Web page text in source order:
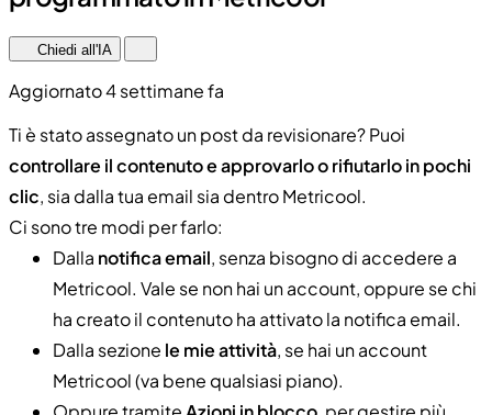
Chiedi all'IA
Aggiornato 4 settimane fa
Ti è stato assegnato un post da revisionare? Puoi
controllare il contenuto e approvarlo o rifiutarlo in pochi
clic, sia dalla tua email sia dentro Metricool.
Ci sono tre modi per farlo:
Dalla notifica email, senza bisogno di accedere a
Metricool. Vale se non hai un account, oppure se chi
ha creato il contenuto ha attivato la notifica email.
Dalla sezione le mie attività, se hai un account
Metricool (va bene qualsiasi piano).